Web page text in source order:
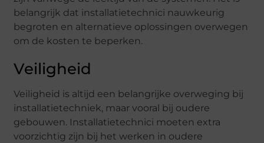
belangrijk dat installatietechnici nauwkeurig
begroten en alternatieve oplossingen overwegen
om de kosten te beperken.
Veiligheid
Veiligheid is altijd een belangrijke overweging bij
installatietechniek, maar vooral bij oudere
gebouwen. Installatietechnici moeten extra
voorzichtig zijn bij het werken in oudere